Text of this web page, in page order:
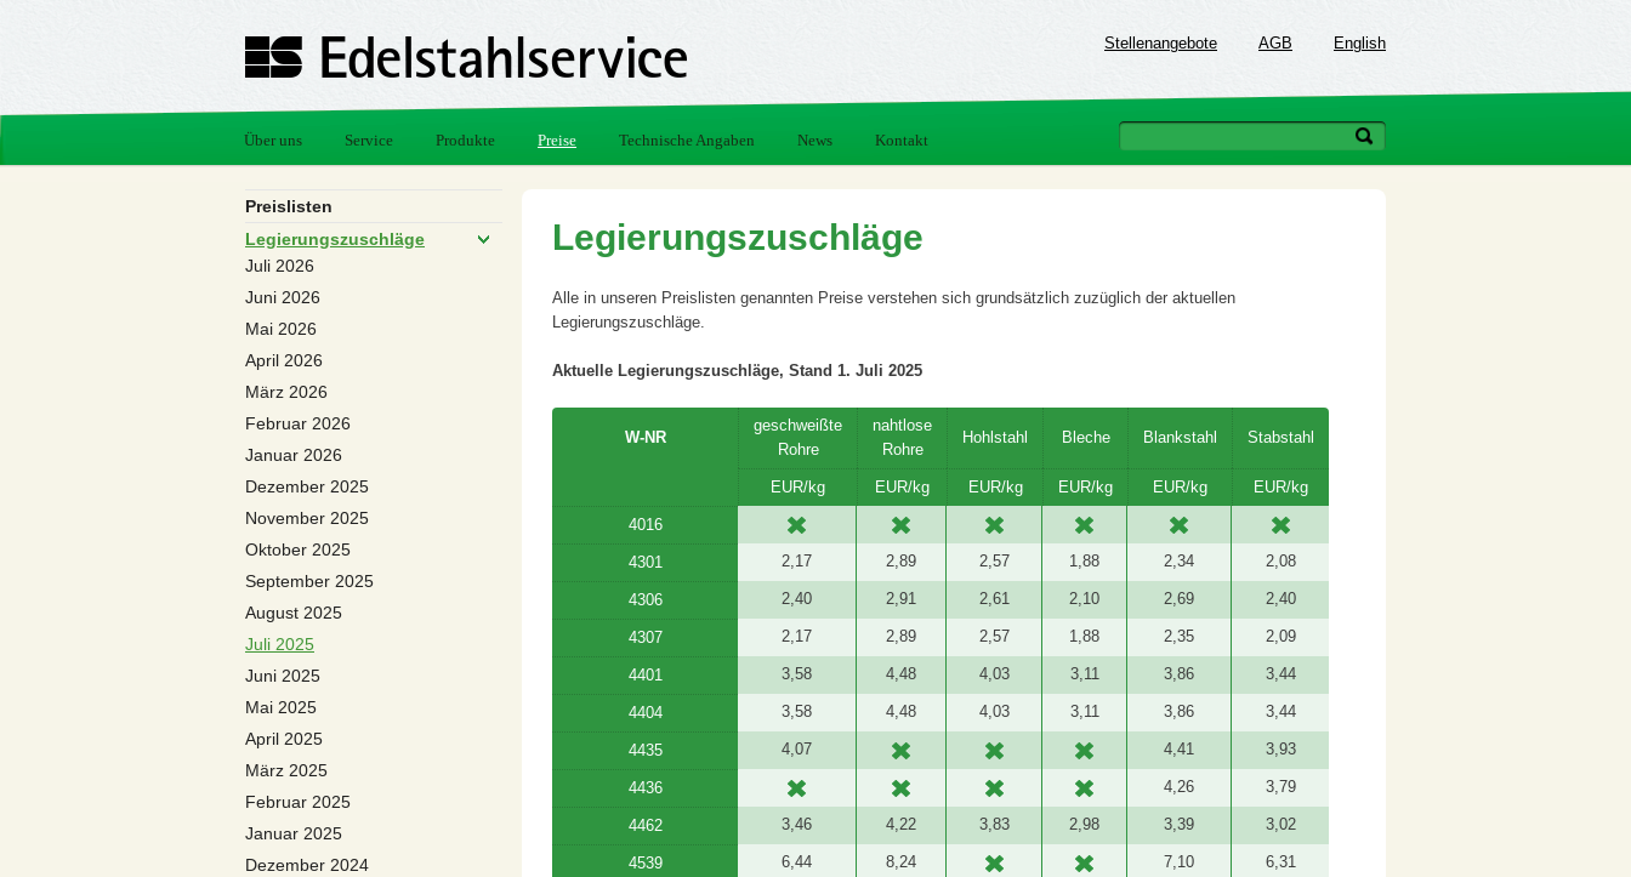
Über uns Service Produkte Preise Technische Angaben News Kontakt
Stellenangebote AGB English
Preislisten
Legierungszuschläge
Juli 2026
Juni 2026
Mai 2026
April 2026
März 2026
Februar 2026
Januar 2026
Dezember 2025
November 2025
Oktober 2025
September 2025
August 2025
Juli 2025
Juni 2025
Mai 2025
April 2025
März 2025
Februar 2025
Januar 2025
Dezember 2024
Legierungszuschläge
Alle in unseren Preislisten genannten Preise verstehen sich grundsätzlich zuzüglich der aktuellen
Legierungszuschläge.
Aktuelle Legierungszuschläge, Stand 1. Juli 2025
W-NR
geschweißte
Rohre
nahtlose
Rohre
Hohlstahl Bleche Blankstahl Stabstahl
EUR/kg EUR/kg EUR/kg EUR/kg EUR/kg EUR/kg
4016
4301 2,17 2,89 2,57 1,88 2,34 2,08
4306 2,40 2,91 2,61 2,10 2,69 2,40
4307 2,17 2,89 2,57 1,88 2,35 2,09
4401 3,58 4,48 4,03 3,11 3,86 3,44
4404 3,58 4,48 4,03 3,11 3,86 3,44
4435 4,07 4,41 3,93
4436 4,26 3,79
4462 3,46 4,22 3,83 2,98 3,39 3,02
4539 6,44 8,24 7,10 6,31